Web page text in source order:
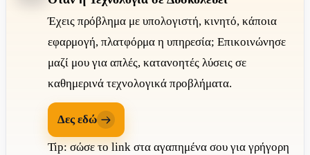
Έχεις πρόβλημα με υπολογιστή, κινητό, κάποια
εφαρμογή, πλατφόρμα η υπηρεσία; Επικοινώνησε
μαζί μου για απλές, κατανοητές λύσεις σε
καθημερινά τεχνολογικά προβλήματα.
Δες εδώ
Tip: σώσε το link στα αγαπημένα σου για γρήγορη